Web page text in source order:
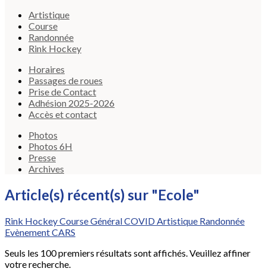
Artistique
Course
Randonnée
Rink Hockey
Horaires
Passages de roues
Prise de Contact
Adhésion 2025-2026
Accès et contact
Photos
Photos 6H
Presse
Archives
Article(s) récent(s) sur "Ecole"
Rink HockeyCourseGénéralCOVIDArtistique Randonnée
Evènement CARS
Seuls les 100 premiers résultats sont affichés. Veuillez affiner
votre recherche.